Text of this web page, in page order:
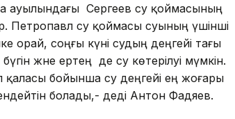
ауылындағы Сергеев су қоймасының
Петропавл су қоймасы суының үшінші
орай, соңғы күні судың деңгейі тағы
және ертең де су көтерілуі мүмкін.
қаласы бойынша су деңгейі ең жоғары
болады,- деді Антон Фадяев.